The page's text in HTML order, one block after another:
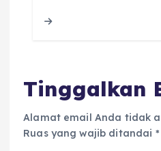
Tinggalkan
Alamat email Anda tidak
Ruas yang wajib ditandai *